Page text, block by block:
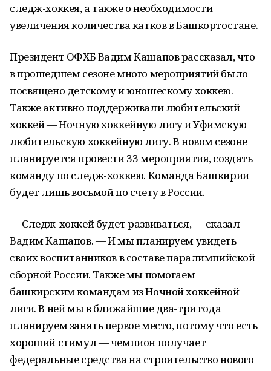
следж-хоккея, а также о необходимости
увеличения количества катков в Башкортостане.
Президент ОФХБ Вадим Кашапов рассказал, что
в прошедшем сезоне много мероприятий было
посвящено детскому и юношескому хоккею.
Также активно поддерживали любительский
хоккей — Ночную хоккейную лигу и Уфимскую
любительскую хоккейную лигу. В новом сезоне
планируется провести 33 мероприятия, создать
команду по следж-хоккею. Команда Башкирии
будет лишь восьмой по счету в России.
— Следж-хоккей будет развиваться, — сказал
Вадим Кашапов. — И мы планируем увидеть
своих воспитанников в составе паралимпийской
сборной России. Также мы помогаем
башкирским командам из Ночной хоккейной
лиги. В ней мы в ближайшие два-три года
планируем занять первое место, потому что есть
хороший стимул — чемпион получает
федеральные средства на строительство нового